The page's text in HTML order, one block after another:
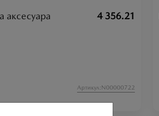
аксесуара 4 356.21
Артикул:N00000722